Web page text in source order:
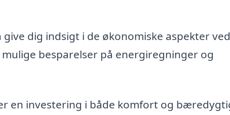
give dig indsigt i de økonomiske aspekter
besparelser på energiregninger og
en investering i både komfort og